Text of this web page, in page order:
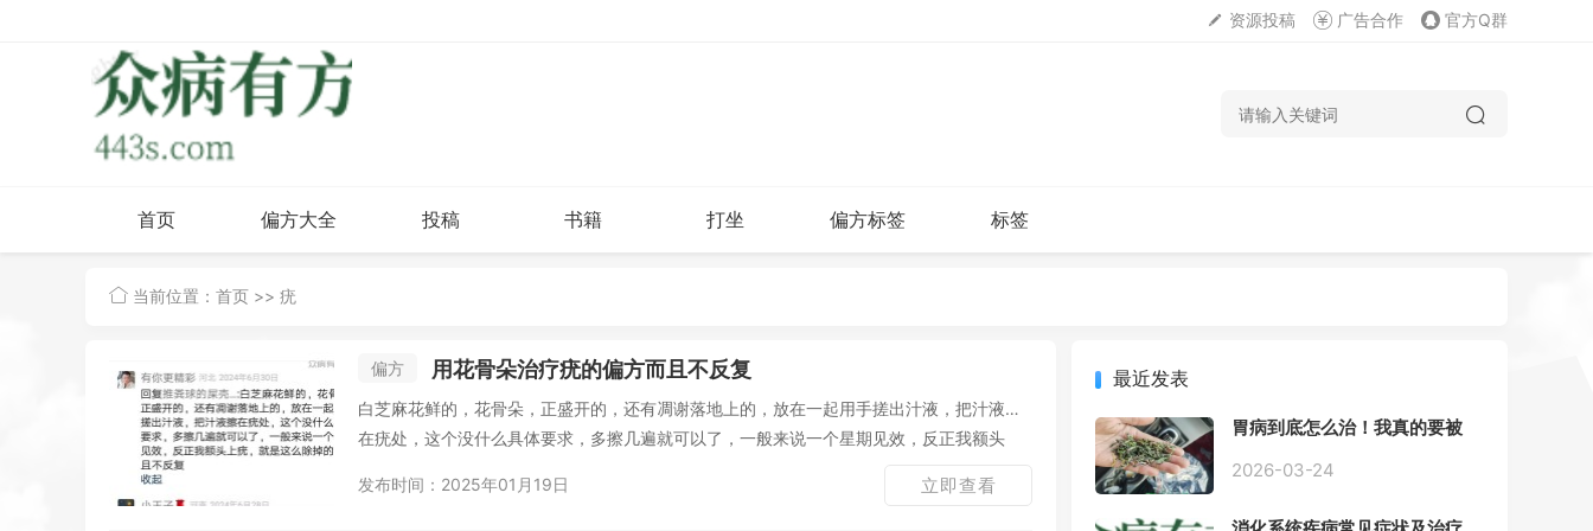
资源投稿 广告合作 官方Q群
首页 偏方大全 投稿 书籍 打坐 偏方标签 标签
当前位置： 首页 >> 疣
偏方 用花骨朵治疗疣的偏方而且不反复
白芝麻花鲜的，花骨朵，正盛开的，还有凋谢落地上的，放在一起用手搓出汁液，把汁液擦
在疣处，这个没什么具体要求，多擦几遍就可以了，一般来说一个星期见效，反正我额头
发布时间：2025年01月19日
立即查看
最近发表
胃病到底怎么治！我真的要被
2026-03-24